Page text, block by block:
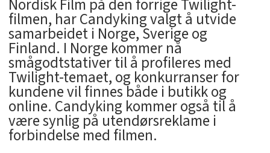
Nordisk Film på den forrige Twilight-
filmen, har Candyking valgt å utvide
samarbeidet i Norge, Sverige og
Finland. I Norge kommer nå
smågodtstativer til å profileres med
Twilight-temaet, og konkurranser for
kundene vil finnes både i butikk og
online. Candyking kommer også til å
være synlig på utendørsreklame i
forbindelse med filmen.